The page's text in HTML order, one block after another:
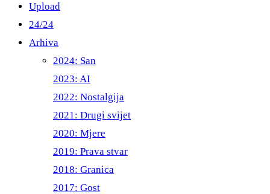
Upload
24/24
Arhiva
2024: San
2023: AI
2022: Nostalgija
2021: Drugi svijet
2020: Mjere
2019: Prava stvar
2018: Granica
2017: Gost